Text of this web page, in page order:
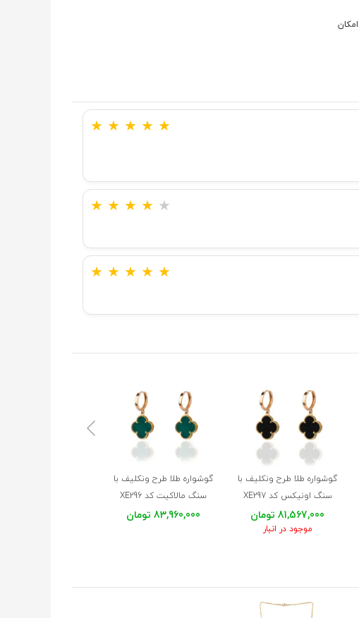
★ ★ ★ ★ ★
★ ★ ★ ★ ★
★ ★ ★ ★ ★
گوشواره طلا طرح ونکلیف با
سنگ اونیکس کد XE297
81,567,000 تومان
موجود در انبار
گوشواره طلا طرح ونکلیف با
سنگ مالاکیت کد XE296
83,960,000 تومان